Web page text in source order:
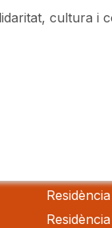
cultura i